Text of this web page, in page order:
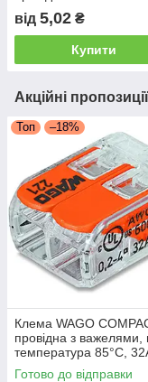
від 5,02 ₴
Купити
Акційні
Топ –18%
Клема WAGO
провідна з важелями,
температура 85°C,
Готово до відправки